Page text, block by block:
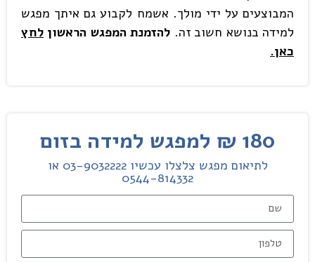
המבוצעים על ידי מולך. אשמח לקבוע גם איתך מפגש
למידה בנושא חשוב זה. להזמנת המפגש הראשון לחץ
כאן.
180 ₪ למפגש למידה בזום
לתיאום מפגש צלצלו עכשיו 03-9032222 או
0544-814332